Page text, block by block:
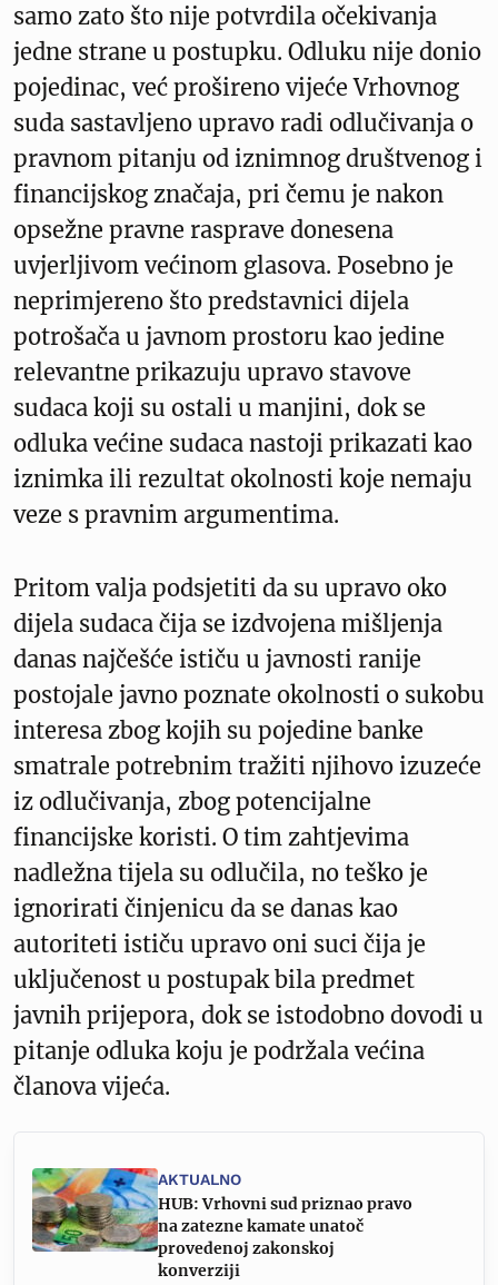
samo zato što nije potvrdila očekivanja
jedne strane u postupku. Odluku nije donio
pojedinac, već prošireno vijeće Vrhovnog
suda sastavljeno upravo radi odlučivanja o
pravnom pitanju od iznimnog društvenog i
financijskog značaja, pri čemu je nakon
opsežne pravne rasprave donesena
uvjerljivom većinom glasova. Posebno je
neprimjereno što predstavnici dijela
potrošača u javnom prostoru kao jedine
relevantne prikazuju upravo stavove
sudaca koji su ostali u manjini, dok se
odluka većine sudaca nastoji prikazati kao
iznimka ili rezultat okolnosti koje nemaju
veze s pravnim argumentima.
Pritom valja podsjetiti da su upravo oko
dijela sudaca čija se izdvojena mišljenja
danas najčešće ističu u javnosti ranije
postojale javno poznate okolnosti o sukobu
interesa zbog kojih su pojedine banke
smatrale potrebnim tražiti njihovo izuzeće
iz odlučivanja, zbog potencijalne
financijske koristi. O tim zahtjevima
nadležna tijela su odlučila, no teško je
ignorirati činjenicu da se danas kao
autoriteti ističu upravo oni suci čija je
uključenost u postupak bila predmet
javnih prijepora, dok se istodobno dovodi u
pitanje odluka koju je podržala većina
članova vijeća.
AKTUALNO
HUB: Vrhovni sud priznao pravo
na zatezne kamate unatoč
provedenoj zakonskoj
konverziji